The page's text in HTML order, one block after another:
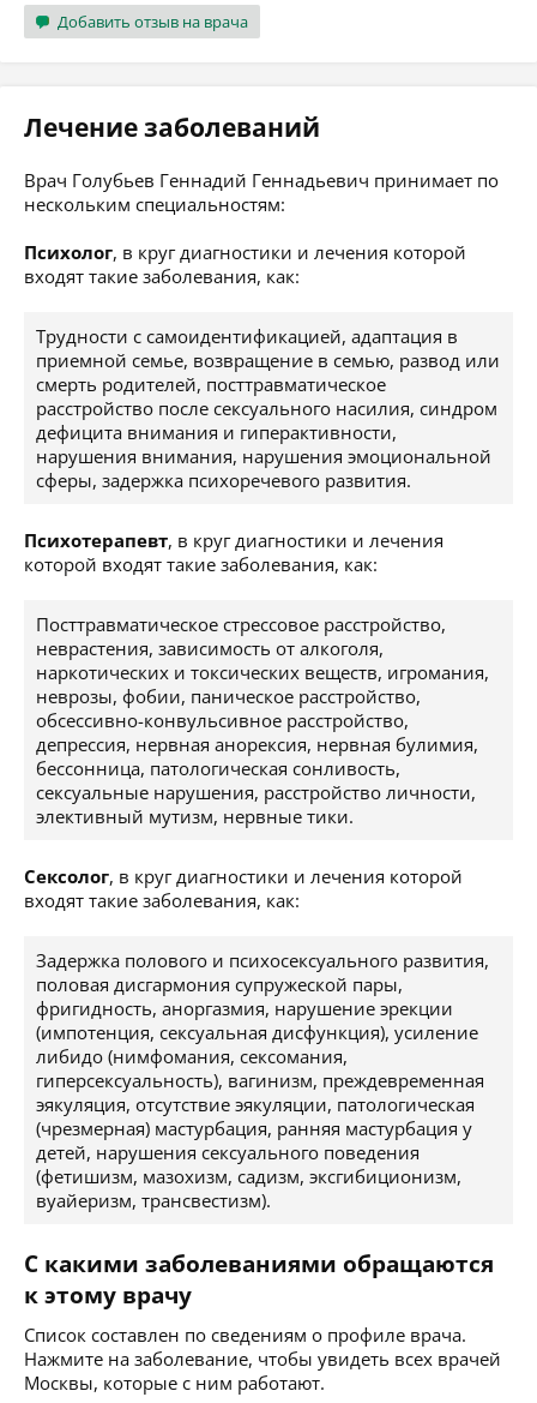
Добавить отзыв на врача
Лечение заболеваний
Врач Голубьев Геннадий Геннадьевич принимает по
нескольким специальностям:
Психолог, в круг диагностики и лечения которой
входят такие заболевания, как:
Трудности с самоидентификацией, адаптация в
приемной семье, возвращение в семью, развод или
смерть родителей, посттравматическое
расстройство после сексуального насилия, синдром
дефицита внимания и гиперактивности,
нарушения внимания, нарушения эмоциональной
сферы, задержка психоречевого развития.
Психотерапевт, в круг диагностики и лечения
которой входят такие заболевания, как:
Посттравматическое стрессовое расстройство,
неврастения, зависимость от алкоголя,
наркотических и токсических веществ, игромания,
неврозы, фобии, паническое расстройство,
обсессивно-конвульсивное расстройство,
депрессия, нервная анорексия, нервная булимия,
бессонница, патологическая сонливость,
сексуальные нарушения, расстройство личности,
элективный мутизм, нервные тики.
Сексолог, в круг диагностики и лечения которой
входят такие заболевания, как:
Задержка полового и психосексуального развития,
половая дисгармония супружеской пары,
фригидность, аноргазмия, нарушение эрекции
(импотенция, сексуальная дисфункция), усиление
либидо (нимфомания, сексомания,
гиперсексуальность), вагинизм, преждевременная
эякуляция, отсутствие эякуляции, патологическая
(чрезмерная) мастурбация, ранняя мастурбация у
детей, нарушения сексуального поведения
(фетишизм, мазохизм, садизм, эксгибиционизм,
вуайеризм, трансвестизм).
С какими заболеваниями обращаются
к этому врачу
Список составлен по сведениям о профиле врача.
Нажмите на заболевание, чтобы увидеть всех врачей
Москвы, которые с ним работают.